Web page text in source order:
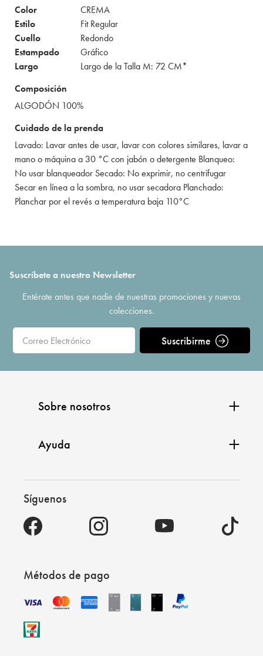
Color
CREMA
Estilo
Fit Regular
Cuello
Redondo
Estampado
Gráfico
Largo
Largo de la Talla M: 72 CM*
Composición
ALGODÓN 100%
Cuidado de la prenda
Lavado: Lavar antes de usar, lavar con colores similares, lavar a
mano o máquina a 30 °C con jabón o detergente Blanqueo:
No usar blanqueador Secado: No exprimir, no centrifugar
Secar en línea a la sombra, no usar secadora Planchado:
Planchar por el revés a temperatura baja 110°C
Suscríbete a nuestro Newsletter
Entérate antes que nadie de nuestras promociones y nuevas
colecciones.
Suscribirme
Sobre nosotros
Ayuda
Síguenos
Métodos de pago